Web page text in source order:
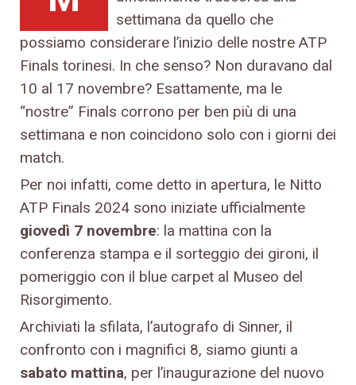
settimana da quello che
possiamo considerare l’inizio delle nostre ATP
Finals torinesi. In che senso? Non duravano dal
10 al 17 novembre? Esattamente, ma le
“nostre” Finals corrono per ben più di una
settimana e non coincidono solo con i giorni dei
match.
Per noi infatti, come detto in apertura, le Nitto
ATP Finals 2024 sono iniziate ufficialmente
giovedì 7 novembre: la mattina con la
conferenza stampa e il sorteggio dei gironi, il
pomeriggio con il blue carpet al Museo del
Risorgimento.
Archiviati la sfilata, l’autografo di Sinner, il
confronto con i magnifici 8, siamo giunti a
sabato mattina, per l’inaugurazione del nuovo